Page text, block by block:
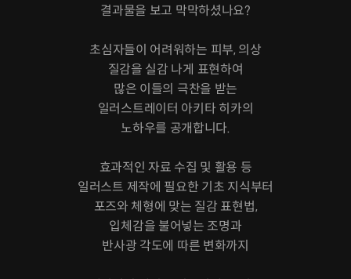
결과물을 보고 막막하셨나요?
초심자들이 어려워하는 피부, 의상
질감을 실감 나게 표현하여
많은 이들의 극찬을 받는
일러스트레이터 아키타 히카의
노하우를 공개합니다.
효과적인 자료 수집 및 활용 등
일러스트 제작에 필요한 기초 지식부터
포즈와 체형에 맞는 질감 표현법,
입체감을 불어넣는 조명과
반사광 각도에 따른 변화까지